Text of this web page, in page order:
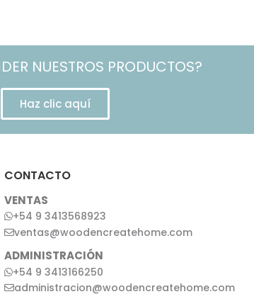
NUESTROS PRODUCTOS?
Haz clic aquí
CONTACTO
VENTAS
+54 9 3413568923
ventas@woodencreatehome.com
ADMINISTRACIÓN
+54 9 3413166250
administracion@woodencreatehome.com